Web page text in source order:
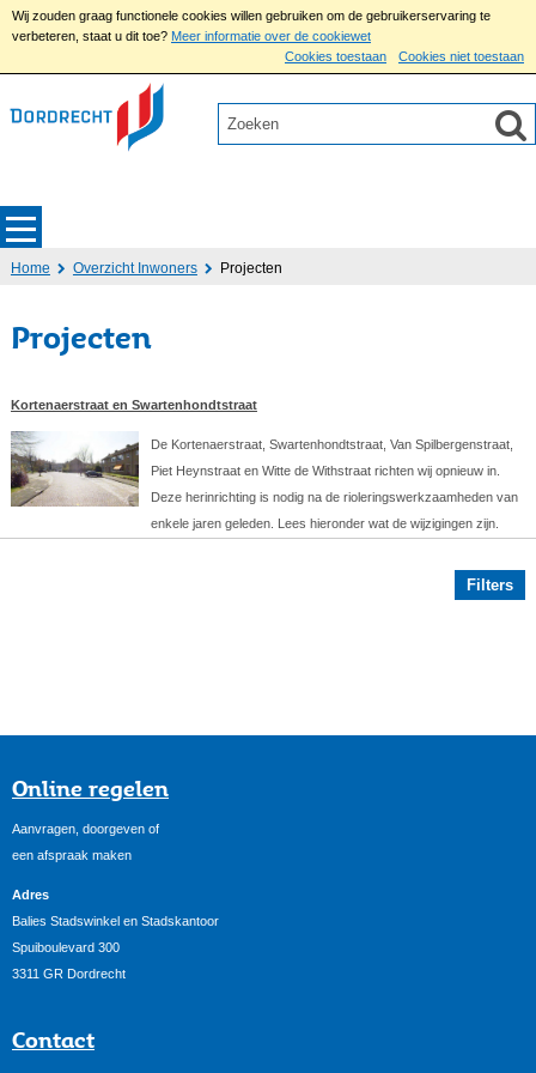
Wij zouden graag functionele cookies willen gebruiken om de gebruikerservaring te
verbeteren, staat u dit toe? Meer informatie over de cookiewet
Cookies toestaan
Cookies niet toestaan
Home Overzicht Inwoners Projecten
Projecten
Kortenaerstraat en Swartenhondtstraat
De Kortenaerstraat, Swartenhondtstraat, Van Spilbergenstraat,
Piet Heynstraat en Witte de Withstraat richten wij opnieuw in.
Deze herinrichting is nodig na de rioleringswerkzaamheden van
enkele jaren geleden. Lees hieronder wat de wijzigingen zijn.
Filters
Online regelen
Aanvragen, doorgeven of
een afspraak maken
Adres
Balies Stadswinkel en Stadskantoor
Spuiboulevard 300
3311 GR Dordrecht
Contact